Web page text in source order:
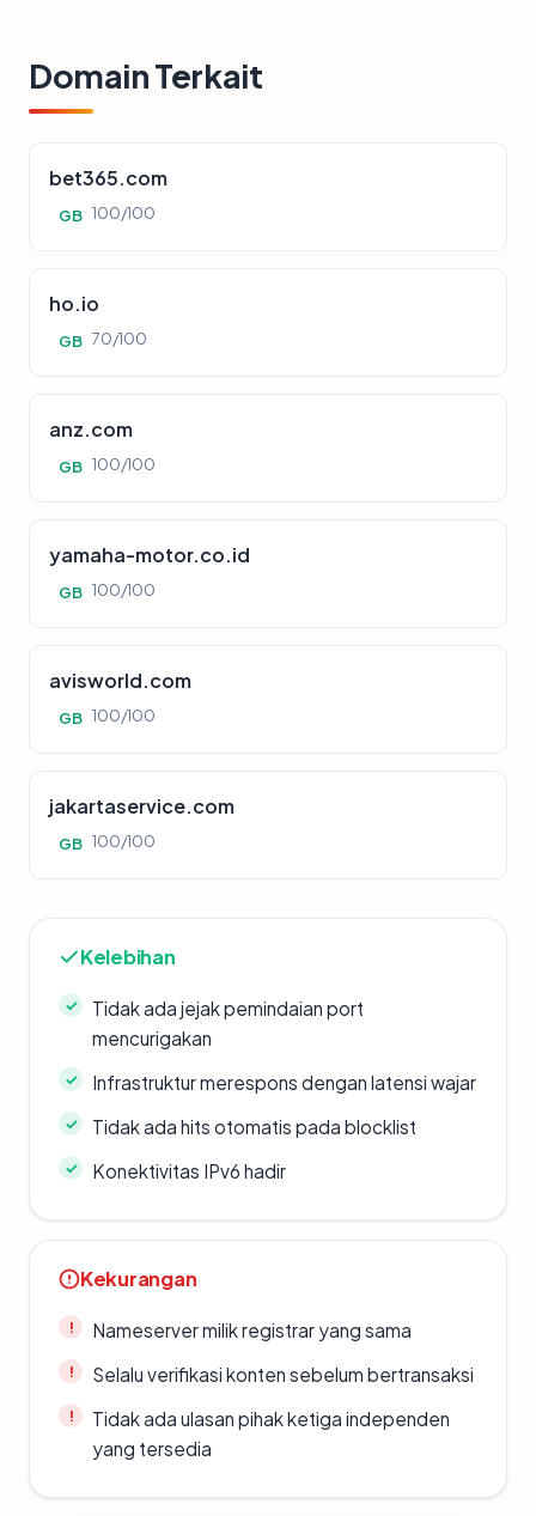
Domain Terkait
bet365.com
GB 100/100
ho.io
GB 70/100
anz.com
GB 100/100
yamaha-motor.co.id
GB 100/100
avisworld.com
GB 100/100
jakartaservice.com
GB 100/100
Kelebihan
Tidak ada jejak pemindaian port
mencurigakan
Infrastruktur merespons dengan latensi wajar
Tidak ada hits otomatis pada blocklist
Konektivitas IPv6 hadir
Kekurangan
Nameserver milik registrar yang sama
Selalu verifikasi konten sebelum bertransaksi
Tidak ada ulasan pihak ketiga independen
yang tersedia